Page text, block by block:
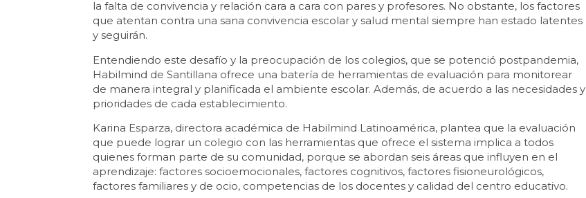
la falta de convivencia y relación cara a cara con pares y profesores. No obstante, los factores
que atentan contra una sana convivencia escolar y salud mental siempre han estado latentes
y seguirán.
Entendiendo este desafío y la preocupación de los colegios, que se potenció postpandemia,
Habilmind de Santillana ofrece una batería de herramientas de evaluación para monitorear
de manera integral y planificada el ambiente escolar. Además, de acuerdo a las necesidades y
prioridades de cada establecimiento.
Karina Esparza, directora académica de Habilmind Latinoamérica, plantea que la evaluación
que puede lograr un colegio con las herramientas que ofrece el sistema implica a todos
quienes forman parte de su comunidad, porque se abordan seis áreas que influyen en el
aprendizaje: factores socioemocionales, factores cognitivos, factores fisioneurológicos,
factores familiares y de ocio, competencias de los docentes y calidad del centro educativo.